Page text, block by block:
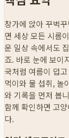
창가에 앉아 꾸벅
면 세상 모든 시름
운 일상 속에서도
죠. 바로 눈에 보이
국처럼 여름이 덥
먹이와 물 섭취, 놀
와 기록을 먼저 봅
함께 확인하면 고
다.